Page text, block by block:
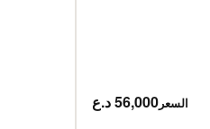
السعر 56,000 د.ع